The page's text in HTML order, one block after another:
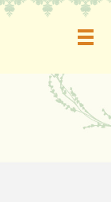
メ